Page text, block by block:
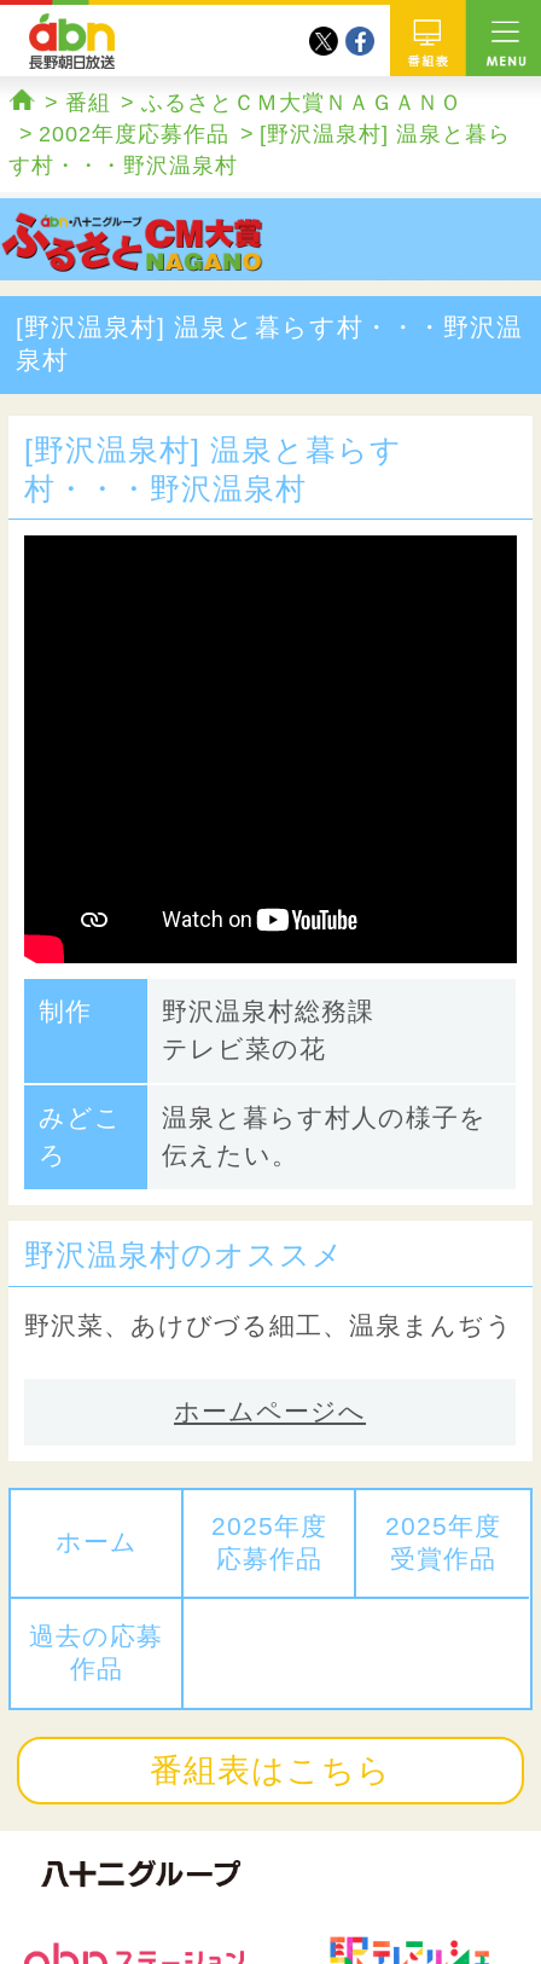
twitterfacebook
ホーム
番組
ふるさとＣＭ大賞ＮＡＧＡＮＯ
2002年度応募作品
[野沢温泉村] 温泉と暮ら
す村・・・野沢温泉村
[野沢温泉村] 温泉と暮らす村・・・野沢温
泉村
[野沢温泉村] 温泉と暮らす
村・・・野沢温泉村
制作
野沢温泉村総務課
テレビ菜の花
みどこ
ろ
温泉と暮らす村人の様子を
伝えたい。
野沢温泉村のオススメ
野沢菜、あけびづる細工、温泉まんぢう
ホームページへ
ホーム
2025年度
応募作品
2025年度
受賞作品
過去の応募
作品
番組表はこちら